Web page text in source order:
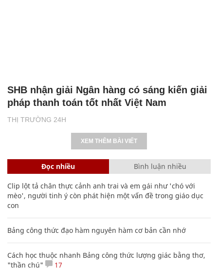
THỊ TRƯỜNG 24H
SHB nhận giải Ngân hàng có sáng kiến giải
pháp thanh toán tốt nhất Việt Nam
XEM THÊM BÀI VIẾT
Đọc nhiều Bình luận nhiều
Clip lột tả chân thực cảnh anh trai và em gái như 'chó với
mèo', người tinh ý còn phát hiện một vấn đề trong giáo dục
con
Bảng công thức đạo hàm nguyên hàm cơ bản cần nhớ
Cách học thuộc nhanh Bảng công thức lượng giác bằng thơ,
"thần chú"
17